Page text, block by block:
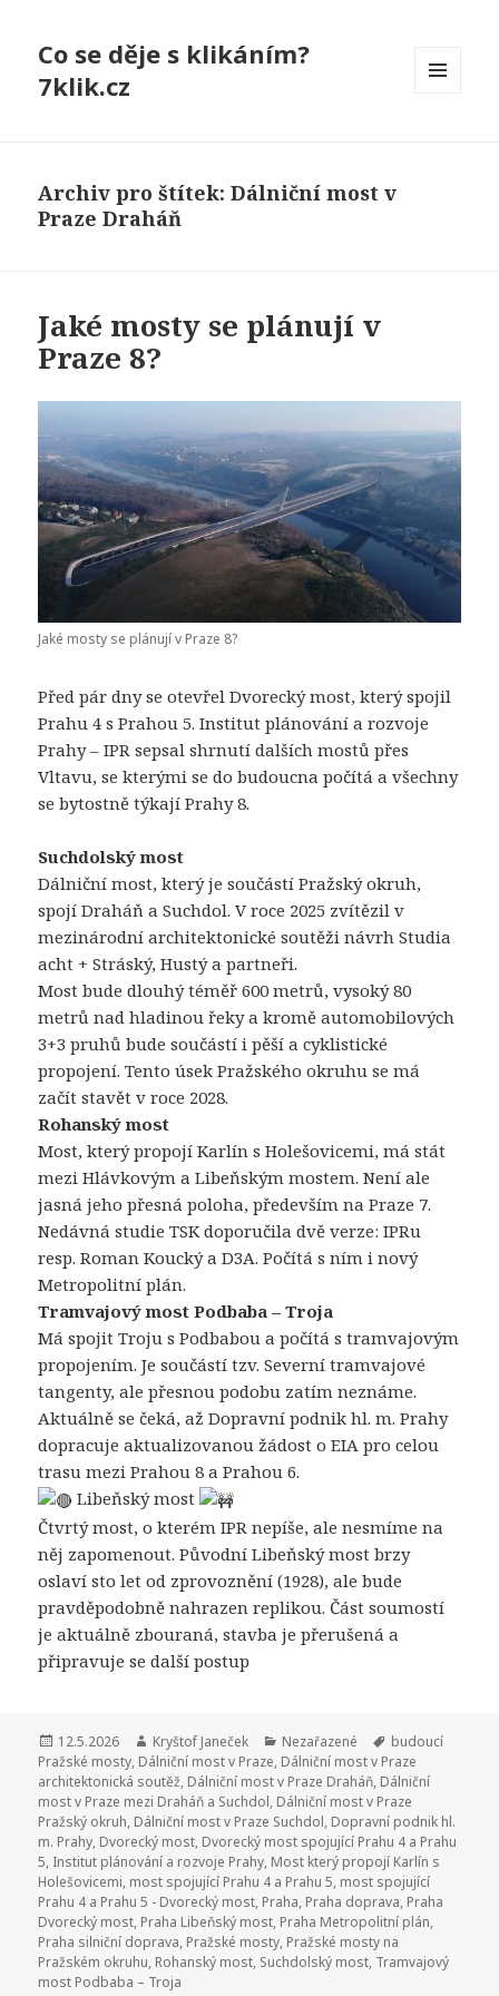
Co se děje s klikáním?
7klik.cz
Archiv pro štítek: Dálniční most v
Praze Draháň
Jaké mosty se plánují v
Praze 8?
Jaké mosty se plánují v Praze 8?
Před pár dny se otevřel Dvorecký most, který spojil
Prahu 4 s Prahou 5.Institut plánování a rozvoje
Prahy – IPR sepsal shrnutí dalších mostů přes
Vltavu, se kterými se do budoucna počítá a všechny
se bytostně týkají Prahy 8.
Suchdolský most
Dálniční most, který je součástí Pražský okruh,
spojí Draháň a Suchdol. V roce 2025 zvítězil v
mezinárodní architektonické soutěži návrh Studia
acht + Stráský, Hustý a partneři.
Most bude dlouhý téměř 600 metrů, vysoký 80
metrů nad hladinou řeky a kromě automobilových
3+3 pruhů bude součástí i pěší a cyklistické
propojení. Tento úsek Pražského okruhu se má
začít stavět v roce 2028.
Rohanský most
Most, který propojí Karlín s Holešovicemi, má stát
mezi Hlávkovým a Libeňským mostem. Není ale
jasná jeho přesná poloha, především na Praze 7.
Nedávná studie TSK doporučila dvě verze: IPRu
resp. Roman Koucký a D3A. Počítá s ním i nový
Metropolitní plán.
Tramvajový most Podbaba – Troja
Má spojit Troju s Podbabou a počítá s tramvajovým
propojením. Je součástí tzv. Severní tramvajové
tangenty, ale přesnou podobu zatím neznáme.
Aktuálně se čeká, až Dopravní podnik hl. m. Prahy
dopracuje aktualizovanou žádost o EIA pro celou
trasu mezi Prahou 8 a Prahou 6.
Libeňský most
Čtvrtý most, o kterém IPR nepíše, ale nesmíme na
něj zapomenout. Původní Libeňský most brzy
oslaví sto let od zprovoznění (1928), ale bude
pravděpodobně nahrazen replikou. Část soumostí
je aktuálně zbouraná, stavba je přerušená a
připravuje se další postup
Publikováno:
12.5.2026 Autor:
Kryštof Janeček Rubriky:
Nezařazené Štítky:
budoucí
Pražské mosty, Dálniční most v Praze, Dálniční most v Praze
architektonická soutěž, Dálniční most v Praze Draháň, Dálniční
most v Praze mezi Draháň a Suchdol, Dálniční most v Praze
Pražský okruh, Dálniční most v Praze Suchdol, Dopravní podnik hl.
m. Prahy, Dvorecký most, Dvorecký most spojující Prahu 4 a Prahu
5, Institut plánování a rozvoje Prahy, Most který propojí Karlín s
Holešovicemi, most spojující Prahu 4 a Prahu 5, most spojující
Prahu 4 a Prahu 5 - Dvorecký most, Praha, Praha doprava, Praha
Dvorecký most, Praha Libeňský most, Praha Metropolitní plán,
Praha silniční doprava, Pražské mosty, Pražské mosty na
Pražském okruhu, Rohanský most, Suchdolský most, Tramvajový
most Podbaba – Troja